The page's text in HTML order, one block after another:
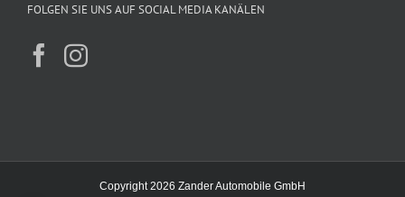
FOLGEN SIE UNS AUF SOCIAL MEDIA KANÄLEN
Copyright 2026 Zander Automobile GmbH